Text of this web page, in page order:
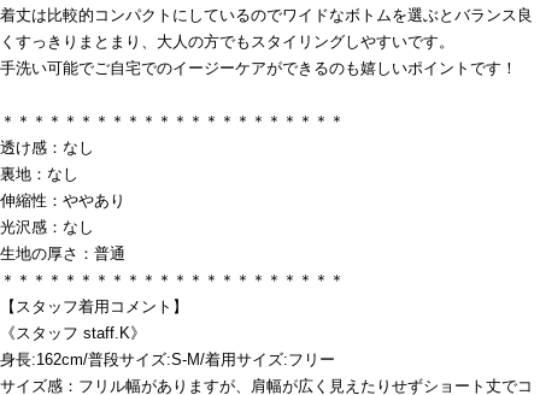
着丈は比較的コンパクトにしているのでワイドなボトムを選ぶとバランス良
くすっきりまとまり、大人の方でもスタイリングしやすいです。
手洗い可能でご自宅でのイージーケアができるのも嬉しいポイントです！
＊＊＊＊＊＊＊＊＊＊＊＊＊＊＊＊＊＊＊＊＊＊
透け感：なし
裏地：なし
伸縮性：ややあり
光沢感：なし
生地の厚さ：普通
＊＊＊＊＊＊＊＊＊＊＊＊＊＊＊＊＊＊＊＊＊＊
【スタッフ着用コメント】
《スタッフ staff.K》
身長:162cm/普段サイズ:S-M/着用サイズ:フリー
サイズ感：フリル幅がありますが、肩幅が広く見えたりせずショート丈でコ